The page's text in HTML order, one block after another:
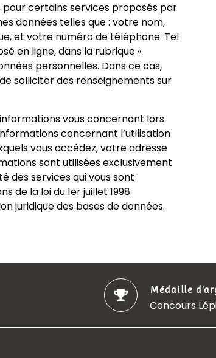
certains services proposés par
données telles que : votre nom,
et votre numéro de téléphone. Tel
en ligne, dans la rubrique «
personnelles. Dans ce cas,
solliciter des renseignements sur
vous concernant lors
concernant l’utilisation
vous accédez, votre adresse
sont utilisées exclusivement
des services qui vous sont
de la loi du 1er juillet 1998
juridique des bases de données.
Médaille
Concours